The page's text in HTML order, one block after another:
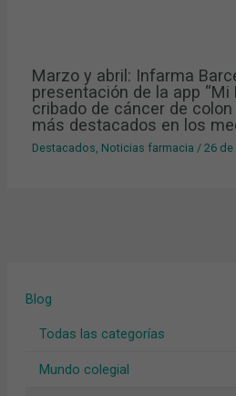
Blog
Todas las categorías
Mundo colegial
Marzo y abril: Infarma
presentación de la app “Mi
cribado de cáncer de
más destacados en los
Destacados, Noticias farmacia /26 de